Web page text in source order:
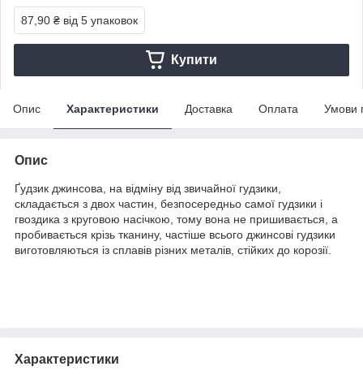
87,90 ₴ від 5 упаковок
Купити
Опис Характеристики Доставка Оплата Умови
Опис
Ґудзик джинсова, на відміну від звичайної гудзики,
складається з двох частин, безпосередньо самої гудзики і
гвоздика з круговою насічкою, тому вона не пришивається, а
пробивається крізь тканину, частіше всього джинсові гудзики
виготовляються із сплавів різних металів, стійких до корозії.
Характеристики